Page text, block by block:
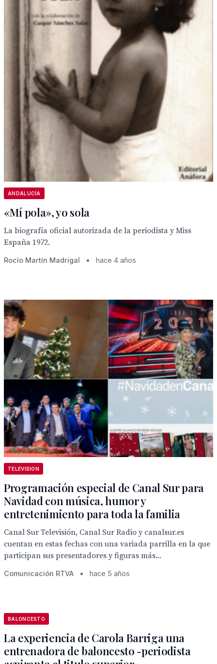
ANDALUCÍA
«Mí pola», yo sola
La biografía oficial autorizada de la periodista y Miss
España 1972.
Rocío Martín Madrigal • hace 4 años
TELEVISION
Programación especial de Canal Sur para
Navidad con música, humor y
entretenimiento para toda la familia
Canal Sur Televisión, Canal Sur Radio y canalsur.es
cuentan en estas fechas con una variada parrilla en la que
participan sus presentadores y figuras más...
Comunicación RTVA • hace 5 años
BALONCESTO
La experiencia de Carola Barriga una
entrenadora de baloncesto -periodista